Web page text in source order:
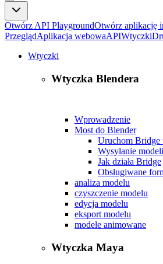
Otwórz API PlaygroundOtwórz aplikację
PrzeglądAplikacja webowaAPIWtyczki
Wtyczki
Wtyczka Blendera
Wprowadzenie
Most do Blender
Uruchom Bridge
Wysyłanie
Jak działa Bridge
Obsługiwane
analiza modelu
czyszczenie modelu
edycja modelu
eksport modelu
modele animowane
Wtyczka Maya